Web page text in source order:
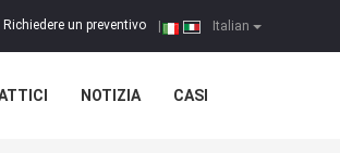
Italian
Richiedere un preventivo
NOTIZIA CASI